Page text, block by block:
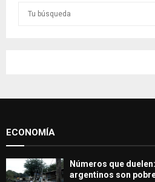
o
ECONOMÍA
Números que
argentinos son